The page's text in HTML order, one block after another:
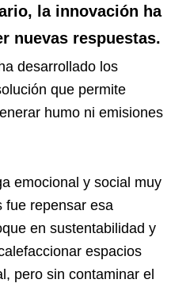
la innovación ha
nuevas respuestas.
desarrollado los
que permite
humo ni emisiones
emocional y social muy
fue repensar esa
en sustentabilidad y
espacios
pero sin contaminar el